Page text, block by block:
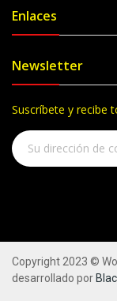
Enlaces
Newsletter
Suscríbete y recibe
Copyright 2023 ©
desarrollado por